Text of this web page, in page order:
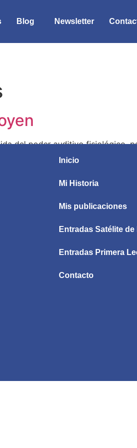
Blog Newsletter
del poder auditivo fisiológico,
Inicio
Mi Historia
Mis publicaciones
Entradas Satélite de
Entradas Primera
Contacto